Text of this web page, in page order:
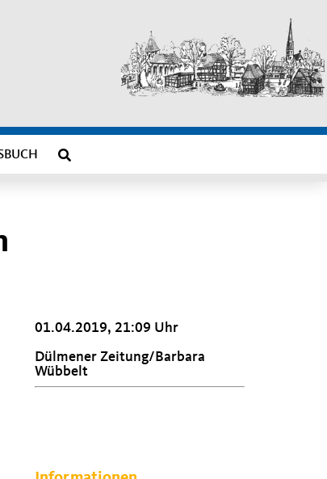
01.04.2019, 21:09 Uhr
Dülmener Zeitung/Barbara
Wübbelt